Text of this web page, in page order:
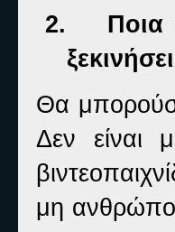
2.
Ποια
Θα
Δεν είναι
μη